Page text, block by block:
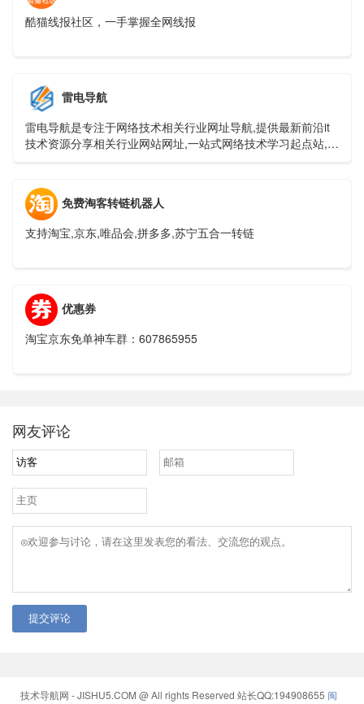
酷猫线报社区，一手掌握全网线报
雷电导航
雷电导航是专注于网络技术相关行业网址导航,提供最新前沿it
技术资源分享相关行业网站网址,一站式网络技术学习起点站,用
免费淘客转链机器人
支持淘宝,京东,唯品会,拼多多,苏宁五合一转链
优惠券
淘宝京东免单神车群：607865955
网友评论
提交评论
技术导航网 - JISHU5.COM @ All rights Reserved 站长QQ:194908655 闽